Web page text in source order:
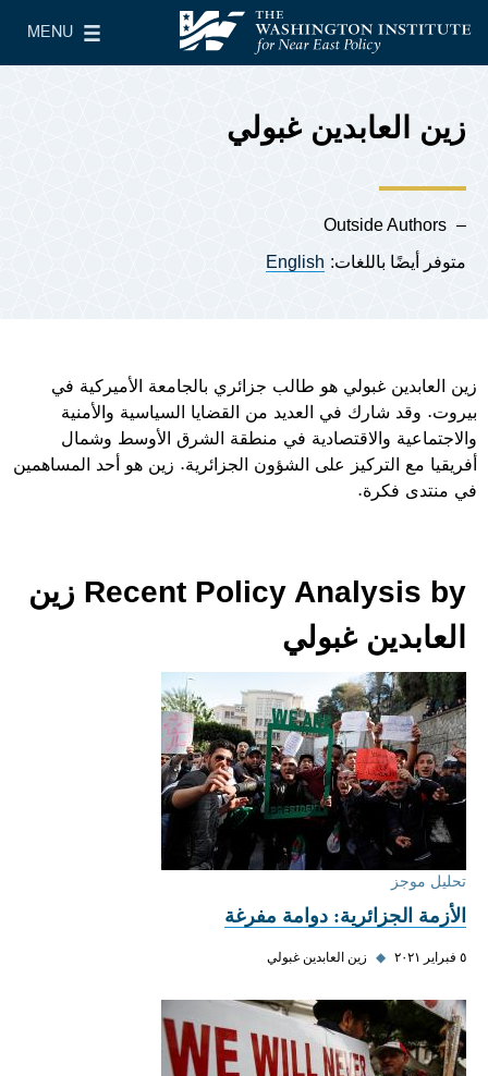
معهد واشنطن لسياسات الشرق الأدنى
MENU
Main Menu
زين العابدين غبولي
Outside Authors
متوفر أيضًا باللغات: English
زين العابدين غبولي هو طالب جزائري بالجامعة الأميركية في
بيروت. وقد شارك في العديد من القضايا السياسية والأمنية
والاجتماعية والاقتصادية في منطقة الشرق الأوسط وشمال
أفريقيا مع التركيز على الشؤون الجزائرية. زين هو أحد المساهمين
في منتدى فكرة.
Recent Policy Analysis by زين
العابدين غبولي
تحليل موجز
الأزمة الجزائرية: دوامة مفرغة
٥ فبراير ٢٠٢١ ◆ زين العابدين غبولي